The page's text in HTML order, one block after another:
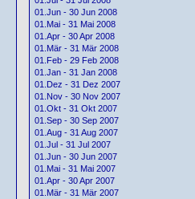
01.Jun - 30 Jun 2008
01.Mai - 31 Mai 2008
01.Apr - 30 Apr 2008
01.Mär - 31 Mär 2008
01.Feb - 29 Feb 2008
01.Jan - 31 Jan 2008
01.Dez - 31 Dez 2007
01.Nov - 30 Nov 2007
01.Okt - 31 Okt 2007
01.Sep - 30 Sep 2007
01.Aug - 31 Aug 2007
01.Jul - 31 Jul 2007
01.Jun - 30 Jun 2007
01.Mai - 31 Mai 2007
01.Apr - 30 Apr 2007
01.Mär - 31 Mär 2007